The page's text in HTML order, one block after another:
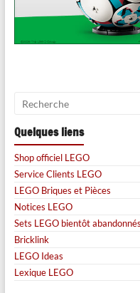
Quelques liens
Shop officiel LEGO
Service Clients LEGO
LEGO Briques et Pièces
Notices LEGO
Sets LEGO bientôt abandonnés
Bricklink
LEGO Ideas
Lexique LEGO